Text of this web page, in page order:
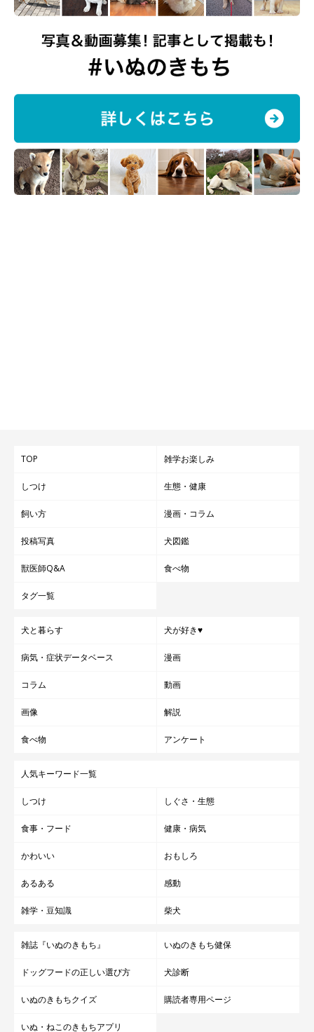
TOP 雑学お楽しみ
しつけ 生態・健康
飼い方 漫画・コラム
投稿写真 犬図鑑
獣医師Q&A 食べ物
タグ一覧
犬と暮らす 犬が好き♥
病気・症状データベース 漫画
コラム 動画
画像 解説
食べ物 アンケート
人気キーワード一覧
しつけ しぐさ・生態
食事・フード 健康・病気
かわいい おもしろ
あるある 感動
雑学・豆知識 柴犬
雑誌『いぬのきもち』 いぬのきもち健保
ドッグフードの正しい選び方 犬診断
いぬのきもちクイズ 購読者専用ページ
いぬ・ねこのきもちアプリ